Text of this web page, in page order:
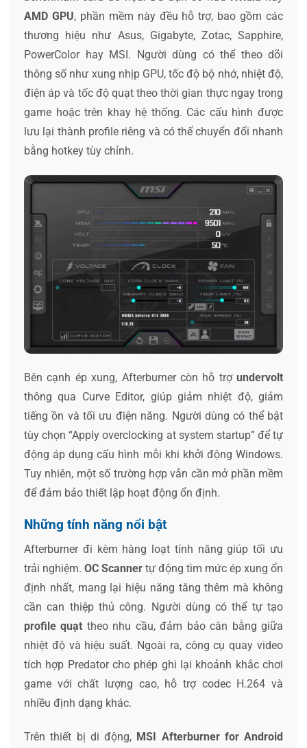
AMD GPU, phần mềm này đều hỗ trợ, bao gồm các
thương hiệu như Asus, Gigabyte, Zotac, Sapphire,
PowerColor hay MSI. Người dùng có thể theo dõi
thông số như xung nhịp GPU, tốc độ bộ nhớ, nhiệt độ,
điện áp và tốc độ quạt theo thời gian thực ngay trong
game hoặc trên khay hệ thống. Các cấu hình được
lưu lại thành profile riêng và có thể chuyển đổi nhanh
bằng hotkey tùy chỉnh.
Bên cạnh ép xung, Afterburner còn hỗ trợ undervolt
thông qua Curve Editor, giúp giảm nhiệt độ, giảm
tiếng ồn và tối ưu điện năng. Người dùng có thể bật
tùy chọn “Apply overclocking at system startup” để tự
động áp dụng cấu hình mỗi khi khởi động Windows.
Tuy nhiên, một số trường hợp vẫn cần mở phần mềm
để đảm bảo thiết lập hoạt động ổn định.
Những tính năng nổi bật
Afterburner đi kèm hàng loạt tính năng giúp tối ưu
trải nghiệm. OC Scanner tự động tìm mức ép xung ổn
định nhất, mang lại hiệu năng tăng thêm mà không
cần can thiệp thủ công. Người dùng có thể tự tạo
profile quạt theo nhu cầu, đảm bảo cân bằng giữa
nhiệt độ và hiệu suất. Ngoài ra, công cụ quay video
tích hợp Predator cho phép ghi lại khoảnh khắc chơi
game với chất lượng cao, hỗ trợ codec H.264 và
nhiều định dạng khác.
Trên thiết bị di động, MSI Afterburner for Android